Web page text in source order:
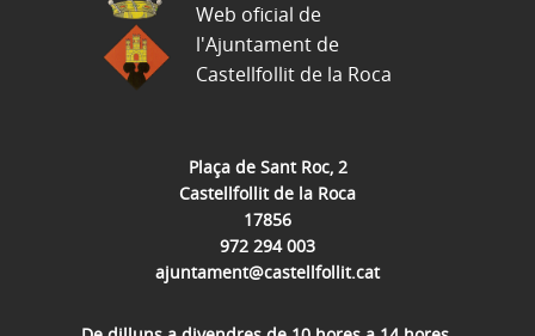
Plaça de Sant Roc, 2
Castellfollit de la Roca
17856
972 294 003
ajuntament@castellfollit.cat
Web oficial de
l'Ajuntament de
Castellfollit de la Roca